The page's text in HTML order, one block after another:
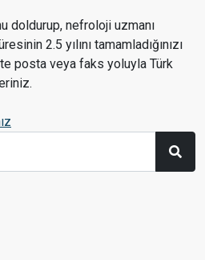
doldurup, nefroloji uzmanı
2.5 yılını tamamladığınızı
posta veya faks yoluyla Türk